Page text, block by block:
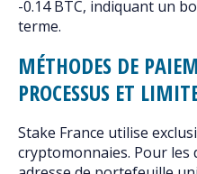
-0.14 BTC, indiquant un
terme.
MÉTHODES DE
PROCESSUS ET
Stake France utilise
cryptomonnaies. Pour les